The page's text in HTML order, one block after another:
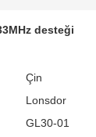
desteği
Çin
Lonsdor
GL30-01